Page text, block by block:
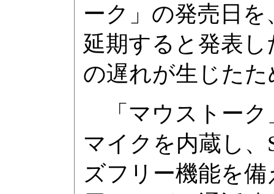
ーク」の発売日
延期すると発表
の遅れが生じた
「マウストーク
マイクを内蔵し、
ズフリー機能を